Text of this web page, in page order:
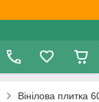
Вінілова плитка